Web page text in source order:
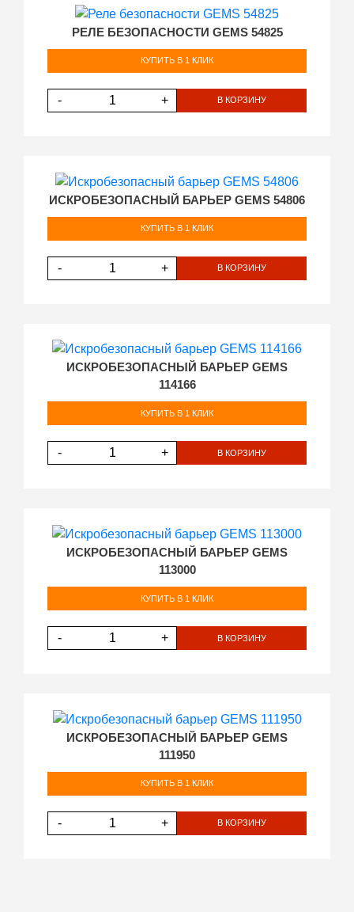
РЕЛЕ БЕЗОПАСНОСТИ GEMS 54825
КУПИТЬ В 1 КЛИК
- + В КОРЗИНУ
ИСКРОБЕЗОПАСНЫЙ БАРЬЕР GEMS 54806
КУПИТЬ В 1 КЛИК
- + В КОРЗИНУ
ИСКРОБЕЗОПАСНЫЙ БАРЬЕР GEMS
114166
КУПИТЬ В 1 КЛИК
- + В КОРЗИНУ
ИСКРОБЕЗОПАСНЫЙ БАРЬЕР GEMS
113000
КУПИТЬ В 1 КЛИК
- + В КОРЗИНУ
ИСКРОБЕЗОПАСНЫЙ БАРЬЕР GEMS
111950
КУПИТЬ В 1 КЛИК
- + В КОРЗИНУ